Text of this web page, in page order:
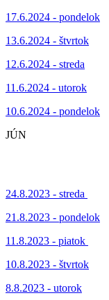
17.6.2024 - pondelok
13.6.2024 - štvrtok
12.6.2024 - streda
11.6.2024 - utorok
10.6.2024 - pondelok
JÚN
24.8.2023 - streda
21.8.2023 - pondelok
11.8.2023 - piatok
10.8.2023 - štvrtok
8.8.2023 - utorok